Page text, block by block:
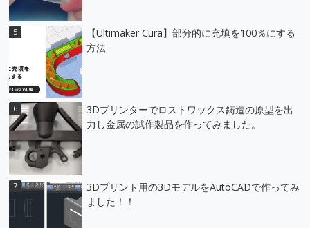
【Ultimaker Cura】部分的に充填を100％にする
方法
3Dプリンターでロストワックス鋳造の原型を出
力し金属の試作製品を作ってみました。
3Dプリント用の3DモデルをAutoCADで作ってみ
ました！！